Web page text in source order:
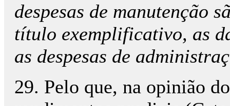
despesas de manutenção
título exemplificativo, as
as despesas de
29. Pelo que, na opinião